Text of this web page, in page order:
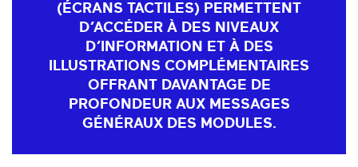
(ÉCRANS TACTILES) PERMETTENT
D’ACCÉDER À DES NIVEAUX
D’INFORMATION ET À DES
ILLUSTRATIONS COMPLÉMENTAIRES
OFFRANT DAVANTAGE DE
PROFONDEUR AUX MESSAGES
GÉNÉRAUX DES MODULES.